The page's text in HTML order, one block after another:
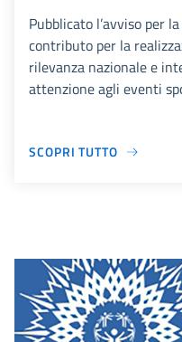
Pubblicato l’avviso per
contributo per la
rilevanza nazionale e
attenzione agli eventi
SCOPRI TUTTO